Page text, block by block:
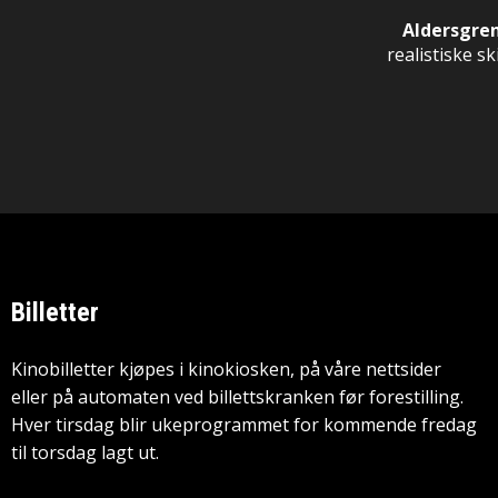
realistiske
Billetter
Kinobilletter kjøpes i kinokiosken, på våre nettsider
eller på automaten ved billettskranken før forestilling.
Hver tirsdag blir ukeprogrammet for kommende fredag
til torsdag lagt ut.